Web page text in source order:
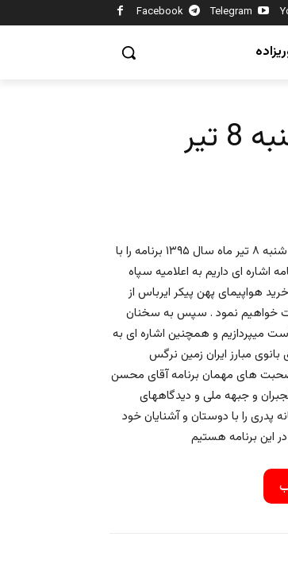
Facebook Telegram
با درود فراوان حضور شما یاران و همراهان همیشگی تلویزیون ایران فردا.امروزسه شنبه ۸ تیر ماه سال ۱۳۹۵ برنامه را با
اشاره ای داریم به اعلامیه سپاه
هواپیمای پهن پیکر ایرباس از
خواهیم نمود . سپس به سخنان
میپردازیم و همچنین اشاره ای به
مبارز ایران زمین نرگس
های مهمان برنامه آقای محسن
و جبهه ملی و دیدگاههای
پدری را با دوستان و آشنایان خود